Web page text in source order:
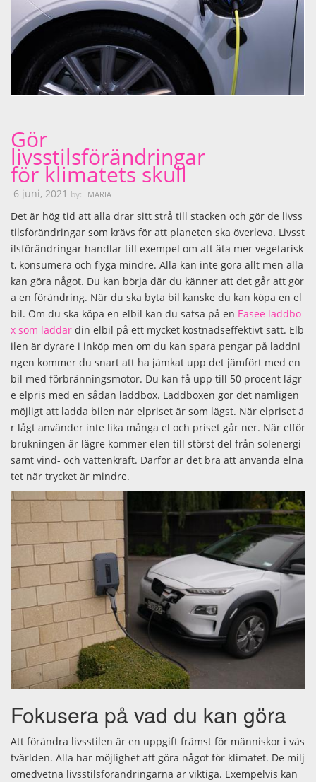
Gör
livsstilsförändringar
för klimatets skull
6 juni, 2021 by: MARIA
Det är hög tid att alla drar sitt strå till stacken och gör de livss
tilsförändringar som krävs för att planeten ska överleva. Livsst
ilsförändringar handlar till exempel om att äta mer vegetarisk
t, konsumera och flyga mindre. Alla kan inte göra allt men alla
kan göra något. Du kan börja där du känner att det går att gör
a en förändring. När du ska byta bil kanske du kan köpa en el
bil. Om du ska köpa en elbil kan du satsa på en Easee laddbo
x som laddar din elbil på ett mycket kostnadseffektivt sätt. Elb
ilen är dyrare i inköp men om du kan spara pengar på laddni
ngen kommer du snart att ha jämkat upp det jämfört med en
bil med förbränningsmotor. Du kan få upp till 50 procent lägr
e elpris med en sådan laddbox. Laddboxen gör det nämligen
möjligt att ladda bilen när elpriset är som lägst. När elpriset ä
r lågt använder inte lika många el och priset går ner. När elför
brukningen är lägre kommer elen till störst del från solenergi
samt vind- och vattenkraft. Därför är det bra att använda elnä
tet när trycket är mindre.
Fokusera på vad du kan göra
Att förändra livsstilen är en uppgift främst för människor i väs
tvärlden. Alla har möjlighet att göra något för klimatet. De milj
ömedvetna livsstilsförändringarna är viktiga. Exempelvis kan